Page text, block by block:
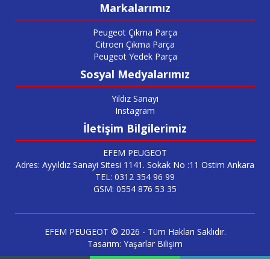
Markalarımız
Peugeot Çıkma Parça
Citroen Çıkma Parça
Peugeot Yedek Parça
Sosyal Medyalarımız
Yıldız Sanayi
Instagram
İletişim Bilgilerimiz
EFEM PEUGEOT
Adres: Ayyıldız Sanayi Sitesi 1141. Sokak No :11 Ostim Ankara
TEL: 0312 354 96 99
GSM: 0554 876 53 35
EFEM PEUGEOT © 2026 - Tüm Hakları Saklıdır.
Tasarım: Yaşarlar Bilişim